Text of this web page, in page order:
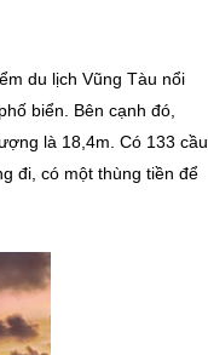
du lịch Vũng Tàu nổi
biển. Bên cạnh đó,
là 18,4m. Có 133 cầu
đi, có một thùng tiền để